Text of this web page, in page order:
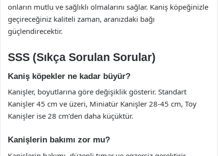
onların mutlu ve sağlıklı olmalarını sağlar. Kaniş köpeğinizle
geçireceğiniz kaliteli zaman, aranızdaki bağı
güçlendirecektir.
SSS (Sıkça Sorulan Sorular)
Kaniş köpekler ne kadar büyür?
Kanişler, boyutlarına göre değişiklik gösterir. Standart
Kanişler 45 cm ve üzeri, Miniatür Kanişler 28-45 cm, Toy
Kanişler ise 28 cm’den daha küçüktür.
Kanişlerin bakımı zor mu?